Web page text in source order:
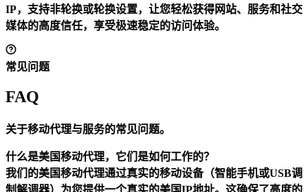
IP，支持非轮换或轮换设置，让您轻松获得网站、服务和社交
媒体的高度信任，享受极速稳定的访问体验。
常见问题
FAQ
关于移动代理与服务的常见问题。
什么是美国移动代理，它们是如何工作的？
我们的美国移动代理通过真实的移动设备（智能手机或USB调